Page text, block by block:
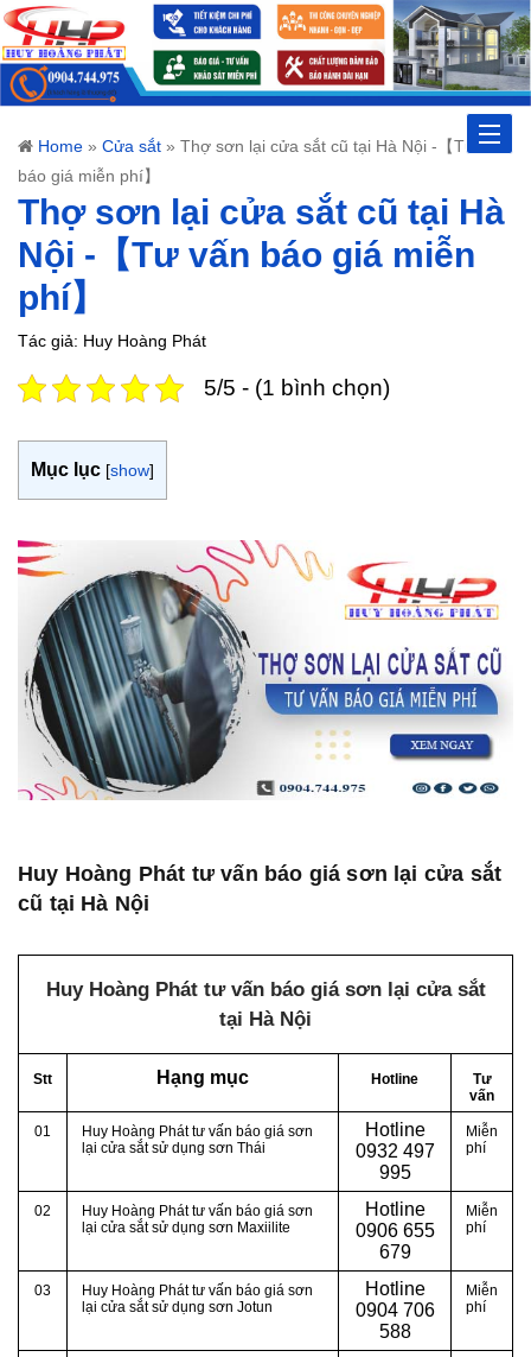
Toggle
Home » Cửa sắt » Thợ sơn lại cửa sắt cũ tại Hà Nội -【Tư vấn
báo giá miễn phí】
Thợ sơn lại cửa sắt cũ tại Hà
Nội -【Tư vấn báo giá miễn
phí】
Tác giả: Huy Hoàng Phát
5/5 - (1 bình chọn)
Mục lục [show]
Huy Hoàng Phát tư vấn báo giá sơn lại cửa sắt
cũ tại Hà Nội
Huy Hoàng Phát tư vấn báo giá sơn lại cửa sắt
tại Hà Nội
Stt Hạng mục Hotline
Tư
vấn
01
Huy Hoàng Phát tư vấn báo giá sơn
lại cửa sắt sử dụng sơn Thái
Hotline
0932 497
995
Miễn
phí
02
Huy Hoàng Phát tư vấn báo giá sơn
lại cửa sắt sử dụng sơn Maxiilite
Hotline
0906 655
679
Miễn
phí
03
Huy Hoàng Phát tư vấn báo giá sơn
lại cửa sắt sử dụng sơn Jotun
Hotline
0904 706
588
Miễn
phí